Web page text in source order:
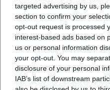
targeted advertising by us,
section to confirm your
opt-out request is processed
interest-based ads based on
us or personal information
your opt-out. You may
disclosure of your personal
IAB’s list of downstream
Map
Open in